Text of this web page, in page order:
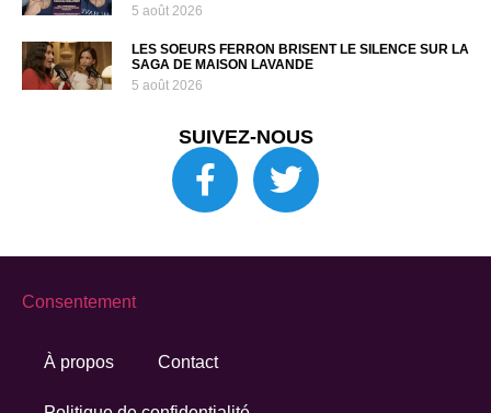
5 août 2026
LES SOEURS FERRON BRISENT LE SILENCE SUR LA
SAGA DE MAISON LAVANDE
5 août 2026
SUIVEZ-NOUS
À propos Contact
Consentement